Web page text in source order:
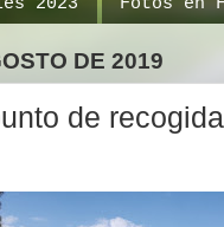
2023
Fotos en
DE 2019
de